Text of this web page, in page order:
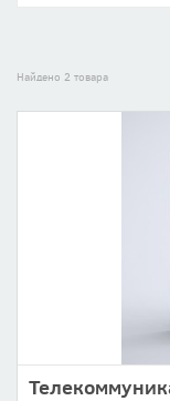
Найдено 2 товара